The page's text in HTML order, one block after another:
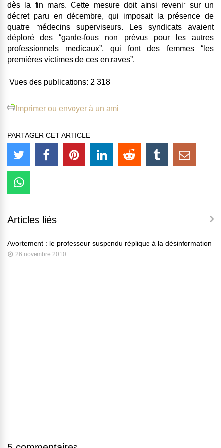
dès la fin mars. Cette mesure doit ainsi revenir sur un
décret paru en décembre, qui imposait la présence de
quatre médecins superviseurs. Les syndicats avaient
déploré des “garde-fous non prévus pour les autres
professionnels médicaux”, qui font des femmes “les
premières victimes de ces entraves”.
Vues des publications: 2 318
Imprimer ou envoyer à un ami
PARTAGER CET ARTICLE
Articles liés
Avortement : le professeur suspendu réplique à la désinformation
26 novembre 2010